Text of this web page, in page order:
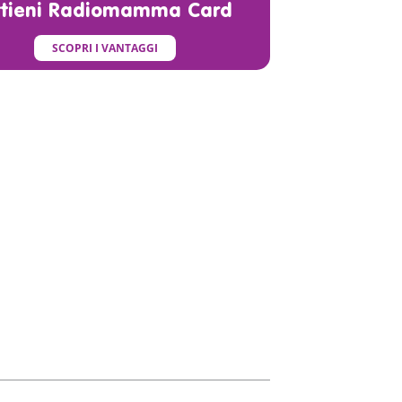
Radiomamma Card
SCOPRI I VANTAGGI